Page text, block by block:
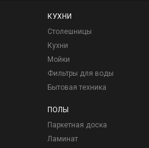
КУХНИ
Столешницы
Кухни
Мойки
Фильтры для воды
Бытовая техника
ПОЛЫ
Паркетная доска
Ламинат